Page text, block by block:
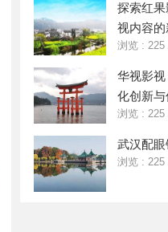
探索红
视内容
浏览 : 225
华视影
化创新
浏览 : 225
武汉配
浏览 : 225